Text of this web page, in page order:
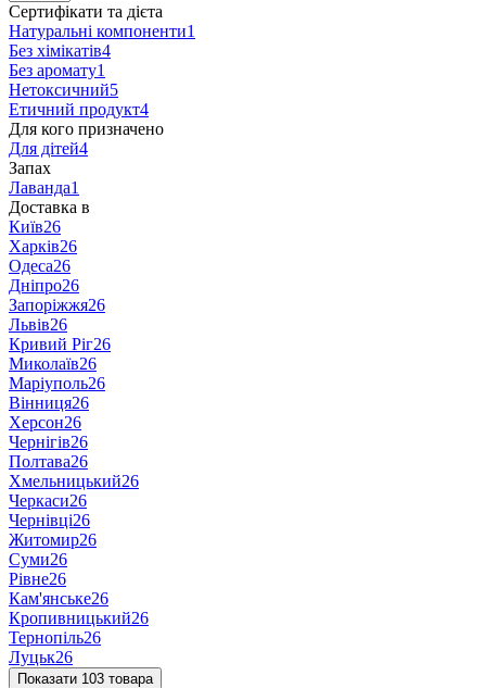
Сертифікати та дієта
Натуральні компоненти1
Без хімікатів4
Без аромату1
Нетоксичний5
Етичний продукт4
Для кого призначено
Для дітей4
Запах
Лаванда1
Доставка в
Київ26
Харків26
Одеса26
Дніпро26
Запоріжжя26
Львів26
Кривий Ріг26
Миколаїв26
Маріуполь26
Вінниця26
Херсон26
Чернігів26
Полтава26
Хмельницький26
Черкаси26
Чернівці26
Житомир26
Суми26
Рівне26
Кам'янське26
Кропивницький26
Тернопіль26
Луцьк26
Показати 103 товара